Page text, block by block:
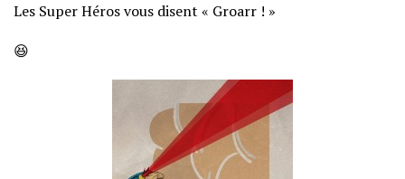
Les Super Héros vous disent « Groarr ! »
😆